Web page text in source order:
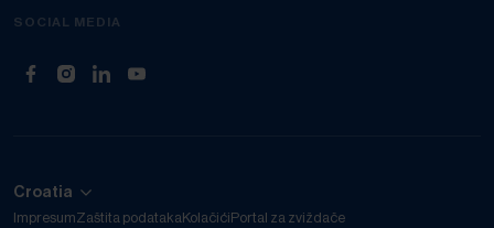
SOCIAL MEDIA
(Otvara na novom tabu)
(Otvara na novom tabu)
(Otvara na novom tabu)
(Otvara na novom tabu)
Croatia
ImpresumZaštita podatakaKolačićiPortal za zviždače